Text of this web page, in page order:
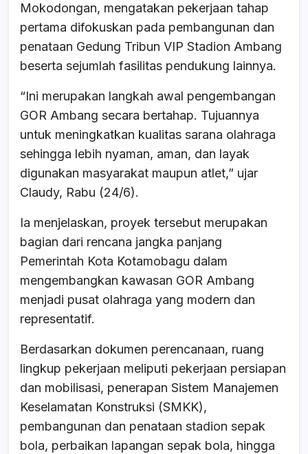
Mokodongan, mengatakan pekerjaan tahap
pertama difokuskan pada pembangunan dan
penataan Gedung Tribun VIP Stadion Ambang
beserta sejumlah fasilitas pendukung lainnya.
“Ini merupakan langkah awal pengembangan
GOR Ambang secara bertahap. Tujuannya
untuk meningkatkan kualitas sarana olahraga
sehingga lebih nyaman, aman, dan layak
digunakan masyarakat maupun atlet,” ujar
Claudy, Rabu (24/6).
Ia menjelaskan, proyek tersebut merupakan
bagian dari rencana jangka panjang
Pemerintah Kota Kotamobagu dalam
mengembangkan kawasan GOR Ambang
menjadi pusat olahraga yang modern dan
representatif.
Berdasarkan dokumen perencanaan, ruang
lingkup pekerjaan meliputi pekerjaan persiapan
dan mobilisasi, penerapan Sistem Manajemen
Keselamatan Konstruksi (SMKK),
pembangunan dan penataan stadion sepak
bola, perbaikan lapangan sepak bola, hingga